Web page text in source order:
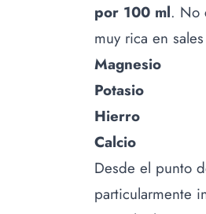
por 100 ml. No
muy rica en
Magnesio
Potasio
Hierro
Calcio
Desde el punto
particularmente